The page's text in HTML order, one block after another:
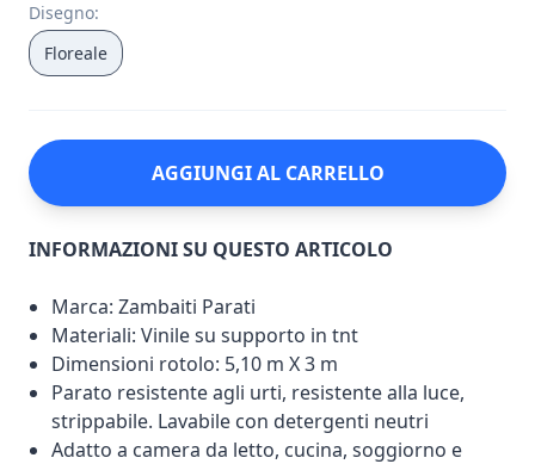
Disegno:
Floreale
AGGIUNGI AL CARRELLO
INFORMAZIONI SU QUESTO ARTICOLO
Marca: Zambaiti Parati
Materiali: Vinile su supporto in tnt
Dimensioni rotolo: 5,10 m X 3 m
Parato resistente agli urti, resistente alla luce,
strippabile. Lavabile con detergenti neutri
Adatto a camera da letto, cucina, soggiorno e